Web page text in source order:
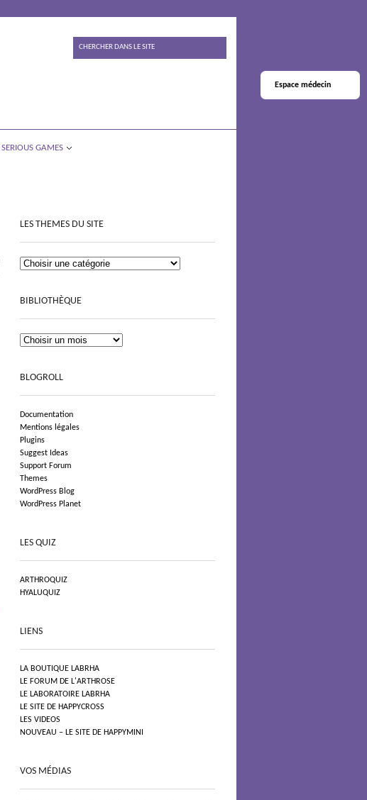
GAMES
LES THEMES DU SITE
BIBLIOTHÈQUE
BLOGROLL
Documentation
Mentions légales
Plugins
Suggest Ideas
Support Forum
Themes
WordPress Blog
WordPress Planet
LES QUIZ
ARTHROQUIZ
HYALUQUIZ
LIENS
LA BOUTIQUE LABRHA
LE FORUM DE L'ARTHROSE
LE LABORATOIRE LABRHA
LE SITE DE HAPPYCROSS
LES VIDEOS
NOUVEAU – LE SITE DE HAPPYMINI
VOS MÉDIAS
Espace médecin